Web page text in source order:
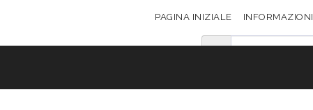
PAGINA INIZIALE INFORMAZIONI